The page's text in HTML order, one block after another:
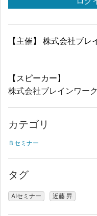
【主催】 株式会社ブレ
【スピーカー】
株式会社ブレインワー
カテゴリ
Ｂセミナー
タグ
AIセミナー 近藤 昇